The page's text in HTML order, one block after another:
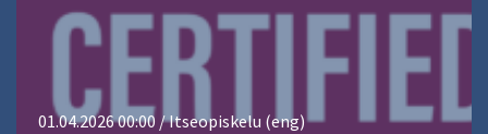
01.04.2026 00:00 / Itseopiskelu (eng)